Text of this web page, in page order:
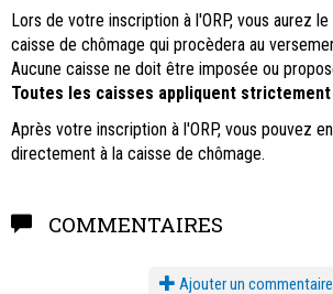
Lors de votre inscription à l'ORP, vous aurez
caisse de chômage qui procèdera au
Aucune caisse ne doit être imposée ou
Toutes les caisses appliquent
Après votre inscription à l'ORP, vous pouvez
directement à la caisse de chômage.
COMMENTAIRES
Ajouter un commentaire